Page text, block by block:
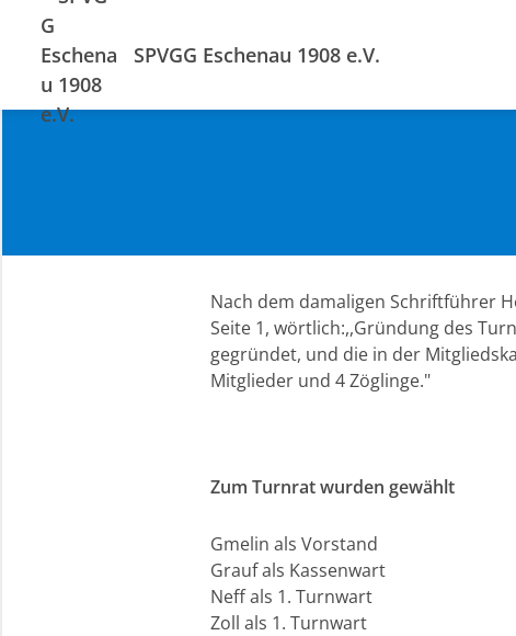
SPVGG Eschenau 1908 e.V.
Nach dem damaligen Schriftführer
Seite 1, wörtlich:,,Gründung des
gegründet, und die in der
Mitglieder und 4 Zöglinge."
Zum Turnrat wurden gewählt
Gmelin als Vorstand
Grauf als Kassenwart
Neff als 1. Turnwart
Zoll als 1. Turnwart